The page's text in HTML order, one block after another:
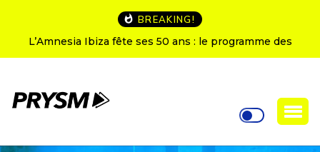
BREAKING!
L’Amnesia Ibiza fête ses 50 ans : le programme des
soirées d’ouverture